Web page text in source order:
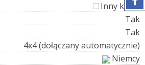
Inny kolor
Tak
Tak
4x4 (dołączany automatycznie)
Niemcy